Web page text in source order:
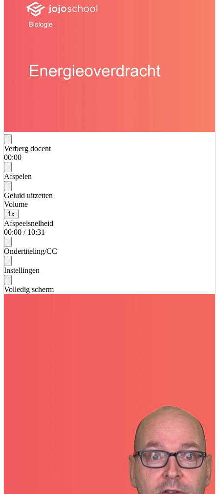
Verberg docent
00:00
Afspelen
Geluid uitzetten
Volume
1 x
Afspeelsnelheid
00:00 / 10:31
Ondertiteling/CC
Instellingen
Volledig scherm